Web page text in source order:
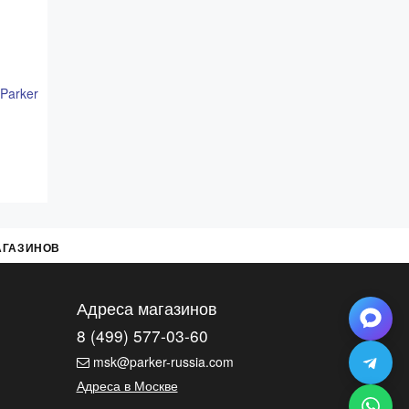
переулок 9, ТЦ "Никольский Пассаж", 1 этаж.
Адреса магазинов
8 (499) 577-03-60
msk@parker-russia.com
Адреса в Москве